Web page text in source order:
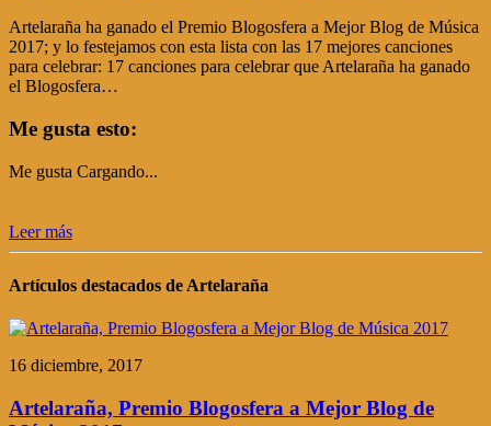
Artelaraña ha ganado el Premio Blogosfera a Mejor Blog de Música
2017; y lo festejamos con esta lista con las 17 mejores canciones
para celebrar: 17 canciones para celebrar que Artelaraña ha ganado
el Blogosfera…
Me gusta esto:
Me gusta Cargando...
Leer más
Artículos destacados de Artelaraña
16 diciembre, 2017
Artelaraña, Premio Blogosfera a Mejor Blog de